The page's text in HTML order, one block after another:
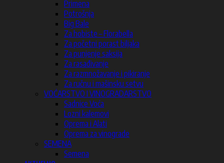
Primena
Potrošnja
Big Bale
Za hobiste – Florabella
Za početni porast biljaka
Za punjenje saksija
Za rasađivanje
Za razmnožavanje i pikiranje
Za ručnu i mašinsku setvu
VOĆARSTVO I VINOGRADARSTVO
Sadnice Voća
Lozni kalemovi
Oprema i Alati
Oprema za vinograde
SEMENA
Semena